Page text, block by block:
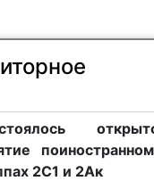
2С1 и 2Ак